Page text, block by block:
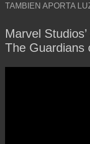
TAMBIEN APORTA
Marvel
The Guardians